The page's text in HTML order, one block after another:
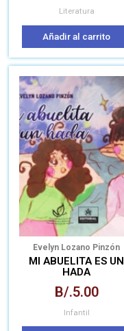
Literatura
Añadir al carrito
Evelyn Lozano Pinzón
MI ABUELITA ES UN
HADA
B/.5.00
Infantil